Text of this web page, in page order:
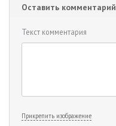
Оставить комментарий
Текст комментария
Прикрепить изображение